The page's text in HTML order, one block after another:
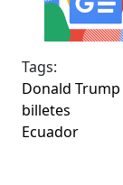
Tags:
Donald Trump
billetes
Ecuador